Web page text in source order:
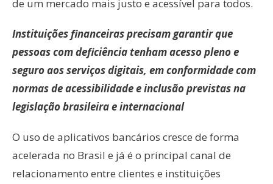
de um mercado mais justo e acessível para todos.
Instituições financeiras precisam garantir que
pessoas com deficiência tenham acesso pleno e
seguro aos serviços digitais, em conformidade com
normas de acessibilidade e inclusão previstas na
legislação brasileira e internacional
O uso de aplicativos bancários cresce de forma
acelerada no Brasil e já é o principal canal de
relacionamento entre clientes e instituições